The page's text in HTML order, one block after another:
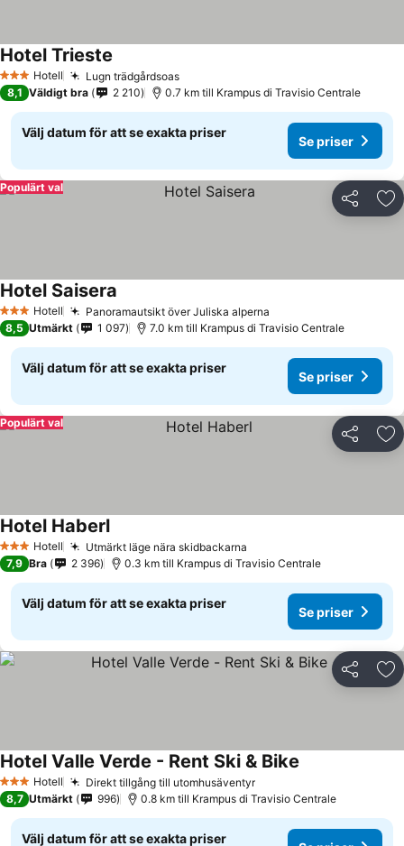
3 StjärnorHotell Lugn trädgårdsoasSe priser
Hotel Trieste
8,1 Väldigt bra 2 210 0.7 km till Krampus di Travisio Centrale
Välj datum för att se exakta priser
Se priser
Dela
Populärt val
3 StjärnorHotell Panoramautsikt över Juliska alperna
Hotel Saisera
8,5 Utmärkt 1 097 7.0 km till Krampus di Travisio Centrale
Välj datum för att se exakta priser
Se priser
Dela
Populärt val
3 StjärnorHotell Utmärkt läge nära skidbackarna
Hotel HaberlSe priser
7,9 Bra 2 396 0.3 km till Krampus di Travisio Centrale
Välj datum för att se exakta priser
Se priser
Dela
3 StjärnorHotell Direkt tillgång till utomhusäventyrSe priser
Hotel Valle Verde - Rent Ski & Bike
8,7 Utmärkt 996 0.8 km till Krampus di Travisio Centrale
Välj datum för att se exakta priser